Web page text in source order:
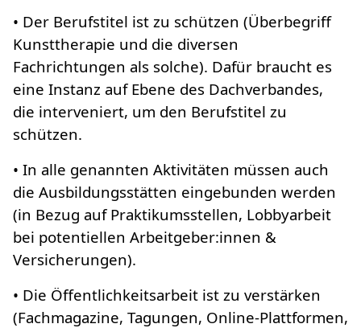
• Der Berufstitel ist zu schützen (Überbegriff
Kunsttherapie und die diversen
Fachrichtungen als solche). Dafür braucht es
eine Instanz auf Ebene des Dachverbandes,
die interveniert, um den Berufstitel zu
schützen.
• In alle genannten Aktivitäten müssen auch
die Ausbildungsstätten eingebunden werden
(in Bezug auf Praktikumsstellen, Lobbyarbeit
bei potentiellen Arbeitgeber:innen &
Versicherungen).
• Die Öffentlichkeitsarbeit ist zu verstärken
(Fachmagazine, Tagungen, Online-Plattformen,